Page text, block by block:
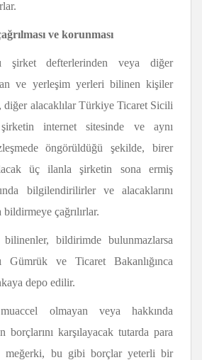
ve korunması
şirket defterlerinden veya diğer
ve yerleşim yerleri bilinen kişiler
diğer alacaklılar Türkiye Ticaret Sicili
internet sitesinde ve aynı
öngörüldüğü şekilde, birer
üç ilanla şirketin sona ermiş
bilgilendirilirler ve alacaklarını
çağrılırlar.
bilinenler, bildirimde bulunmazlarsa
Gümrük ve Ticaret Bakanlığınca
depo edilir.
olmayan veya hakkında
borçlarını karşılayacak tutarda para
meğerki, bu gibi borçlar yeterli bir